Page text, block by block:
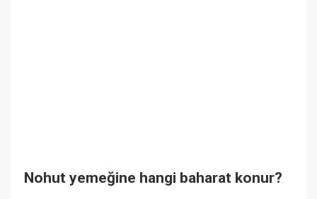
Nohut yemeğine hangi baharat konur?